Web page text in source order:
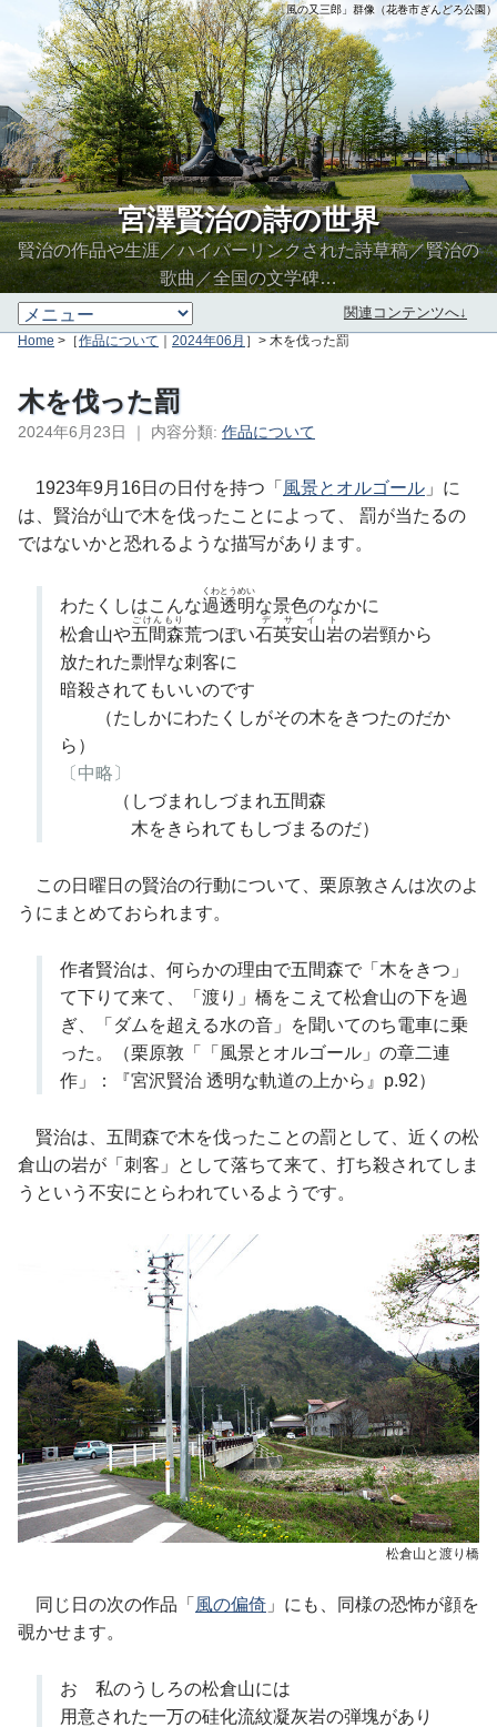
「風の又三郎」群像（花巻市ぎんどろ公園）
宮澤賢治の詩の世界
賢治の作品や生涯／ハイパーリンクされた詩草稿／賢治の
歌曲／全国の文学碑…
関連コンテンツへ↓
Home >［作品について ｜ 2024年06月 ］> 木を伐った罰
木を伐った罰
2024年6月23日 ｜ 内容分類: 作品について
1923年9月16日の日付を持つ「 風景とオルゴール 」に
は、賢治が山で木を伐ったことによって、 罰が当たるの
ではないかと恐れるような描写があります。
わたくしはこんな過透明
くわとうめい
な景色のなかに
松倉山や五間森
ごけんもり
荒つぽい石英安山岩
デサイト
の岩頸から
放たれた剽悍な刺客に
暗殺されてもいいのです
（たしかにわたくしがその木をきつたのだか
ら）
〔中略〕
（しづまれしづまれ五間森
木をきられてもしづまるのだ）
この日曜日の賢治の行動について、栗原敦さんは次のよ
うにまとめておられます。
作者賢治は、何らかの理由で五間森で「木をきつ」
て下りて来て、「渡り」橋をこえて松倉山の下を過
ぎ、「ダムを超える水の音」を聞いてのち電車に乗
った。（栗原敦「「風景とオルゴール」の章二連
作」：『宮沢賢治 透明な軌道の上から』p.92）
賢治は、五間森で木を伐ったことの罰として、近くの松
倉山の岩が「刺客」として落ちて来て、打ち殺されてしま
うという不安にとらわれているようです。
松倉山と渡り橋
同じ日の次の作品「 風の偏倚 」にも、同様の恐怖が顔を
覗かせます。
おゝ私のうしろの松倉山には
用意された一万の硅化流紋凝灰岩の弾塊があり